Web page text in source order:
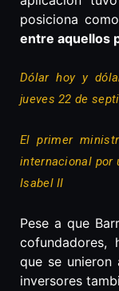
posiciona como
entre aquellos
Dólar hoy y
jueves 22 de
El primer
internacional por
Isabel II
Pese a que
cofundadores,
que se unieron
inversores